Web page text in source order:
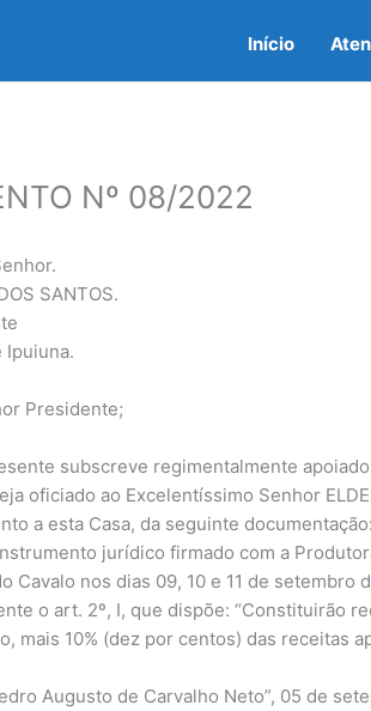
Início
Nº 08/2022
SANTOS.
Ipuiuna.
Presidente;
subscreve regimentalmente
oficiado ao Excelentíssimo Senhor
a esta Casa, da seguinte documentação:
jurídico firmado com a
Cavalo nos dias 09, 10 e 11 de
o art. 2º, I, que dispõe: “Constituirão
mais 10% (dez por centos) das receitas
Augusto de Carvalho Neto”, 05 de